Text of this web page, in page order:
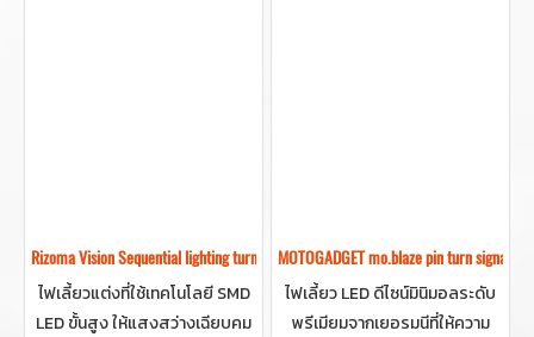
Rizoma Vision Sequential lighting turn signal -ไฟเลี้ยวริโซม่า
ไฟเลี้ยวแต่งที่ใช้เทคโนโลยี SMD
LED ขั้นสูง ให้แสงสว่างเฉียบคม
MOTOGADGET mo.blaze pin turn signal
ไฟเลี้ยว LED ดีไซน์มินิมอลระดับ
พรีเมียมจากเยอรมนีที่ให้ความ